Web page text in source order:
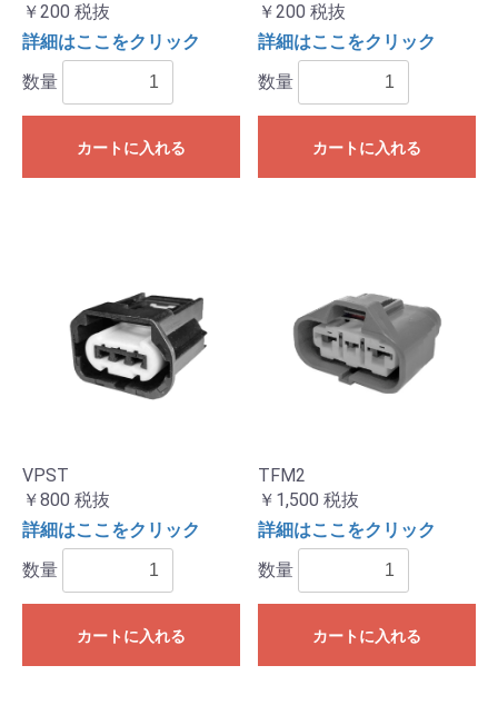
￥200 税抜
詳細はここをクリック
数量
カートに入れる
￥200 税抜
詳細はここをクリック
数量
カートに入れる
VPST
￥800 税抜
詳細はここをクリック
数量
カートに入れる
TFM2
￥1,500 税抜
詳細はここをクリック
数量
カートに入れる